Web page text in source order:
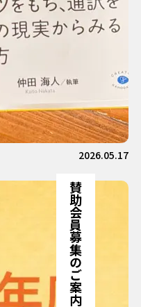
2026.05.17
賛助会員募集のご案内